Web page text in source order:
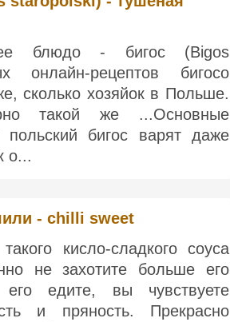
блюдо - бигос (Bigos
онлайн-рецептов бигосо
сколько хозяйок в Польше.
такой же ...Основные
польский бигос варят даже
о...
- chilli sweet
кисло-сладкого соуса
не захотите больше его
едите, вы чувствуете
и пряность. Прекрасно